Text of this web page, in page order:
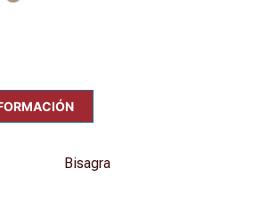
Bisagra